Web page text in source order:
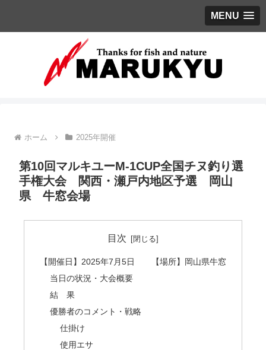
MENU
ホーム 2025年開催
第10回マルキユーM-1CUP全国チヌ釣り選
手権大会 関西・瀬戸内地区予選 岡山
県 牛窓会場
目次
【開催日】2025年7月5日 【場所】岡山県牛窓
当日の状況・大会概要
結 果
優勝者のコメント・戦略
仕掛け
使用エサ